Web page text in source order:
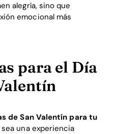
alegría, sino que
emocional más
para el Día
de San Valentín para tu
una experiencia